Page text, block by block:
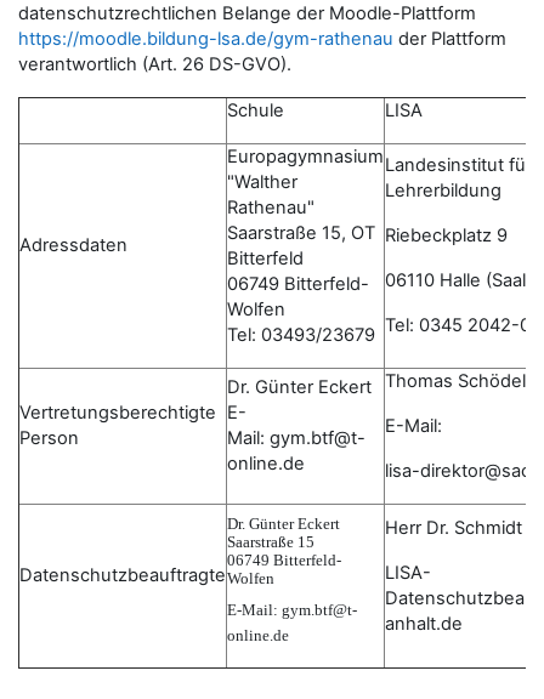
datenschutzrechtlichen Belange der Moodle-Plattform
https://moodle.bildung-lsa.de/gym-rathenau der Plattform
verantwortlich (Art. 26 DS-GVO).
Schule LISA
Adressdaten
Europagymnasium
"Walther
Rathenau"
Saarstraße 15, OT
Bitterfeld
06749 Bitterfeld-
Wolfen
Tel: 03493/23679
Landesinstitut für
Lehrerbildung
Riebeckplatz 9
06110 Halle (Saale)
Tel: 0345 2042-0
Vertretungsberechtigte
Person
Dr. Günter Eckert
E-
Mail: gym.btf@t-
online.de
Thomas Schödel
E-Mail:
lisa-
Datenschutzbeauftragte
Dr. Günter Eckert
Saarstraße 15
06749 Bitterfeld-
Wolfen
E-Mail: gym.btf@t-
online.de
Herr Dr. Schmidt
LISA-
anhalt.de